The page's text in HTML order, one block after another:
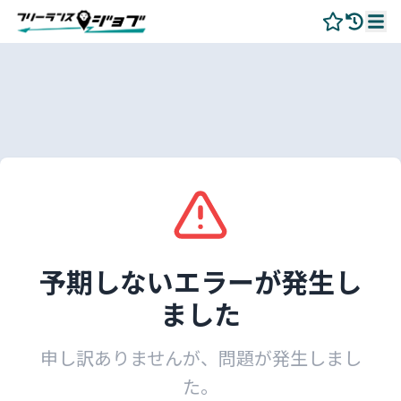
予期しないエラーが発生し
ました
申し訳ありませんが、問題が発生しまし
た。